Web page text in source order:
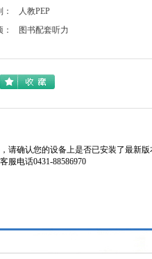
人教PEP
图书配套听力
请确认您的设备上是否已安装了最新版
服电话0431-88586970